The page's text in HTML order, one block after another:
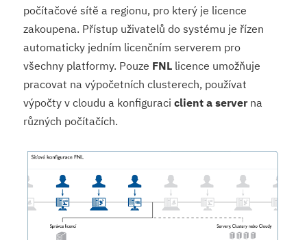
počítačové sítě a regionu, pro který je licence
zakoupena. Přístup uživatelů do systému je řízen
automaticky jedním licenčním serverem pro
všechny platformy. Pouze FNL licence umožňuje
pracovat na výpočetních clusterech, používat
výpočty v cloudu a konfiguraciclient a server na
různých počítačích.